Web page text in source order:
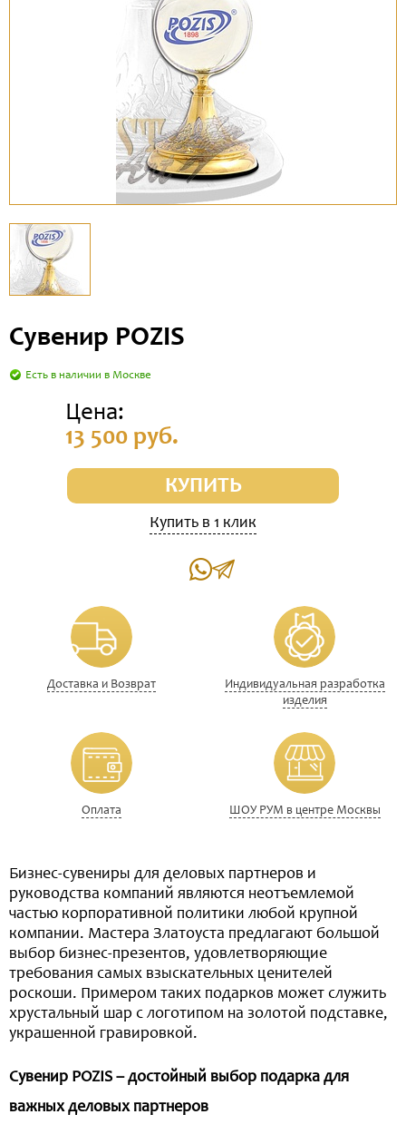
Сувенир POZIS
Есть в наличии в Москве
Цена:
13 500 руб.
КУПИТЬ
Купить в 1 клик
Доставка и Возврат
Индивидуальная разработка
изделия
Оплата ШОУ РУМ в центре Москвы
Бизнес-сувениры для деловых партнеров и
руководства компаний являются неотъемлемой
частью корпоративной политики любой крупной
компании. Мастера Златоуста предлагают большой
выбор бизнес-презентов, удовлетворяющие
требования самых взыскательных ценителей
роскоши. Примером таких подарков может служить
хрустальный шар с логотипом на золотой подставке,
украшенной гравировкой.
Сувенир POZIS – достойный выбор подарка для
важных деловых партнеров